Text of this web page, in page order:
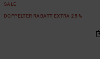
SALE
DOPPELTER RABATT EXTRA 25 %